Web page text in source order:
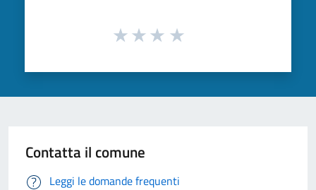
Contatta il comune
Leggi le domande frequenti